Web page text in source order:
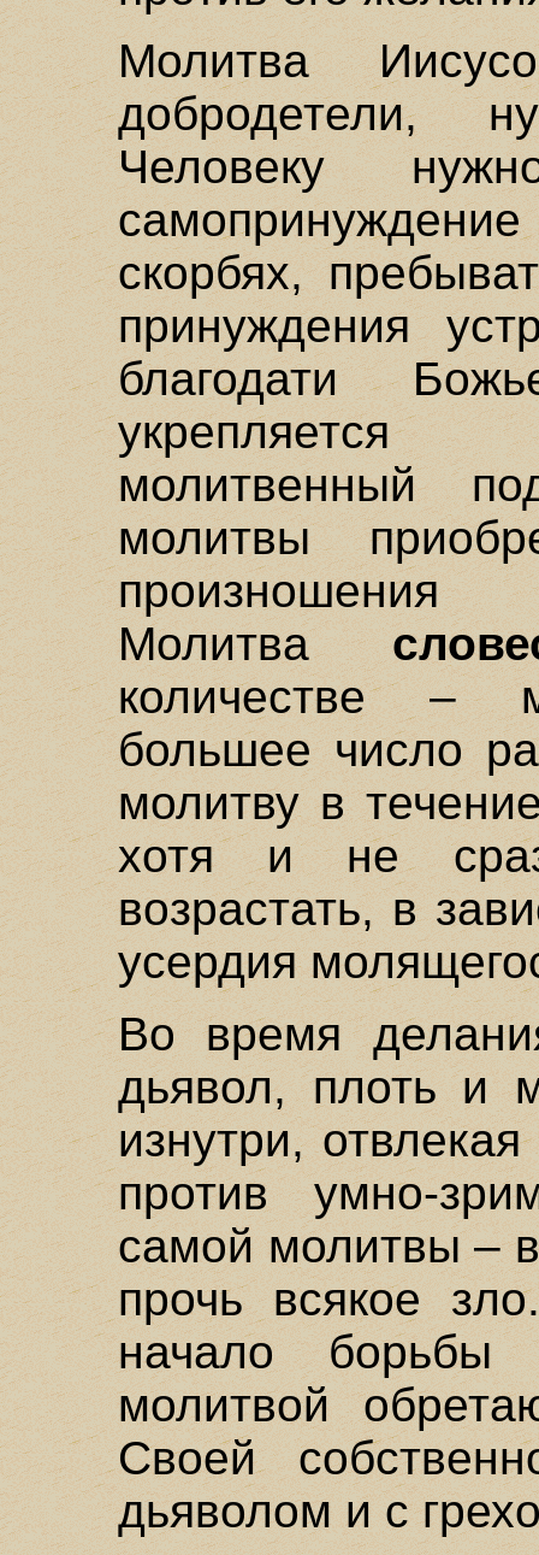
Молитва
добродетели,
Человеку
самопринуждение
скорбях,
принуждения
благодати
молитвенный
молитвы
произношения
Молитва
количестве –
большее число
молитву в
хотя и не
возрастать, в
усердия
Во время
дьявол, плоть и
изнутри,
против умно-
самой молитвы –
прочь всякое
начало
молитвой
Своей
дьяволом и с